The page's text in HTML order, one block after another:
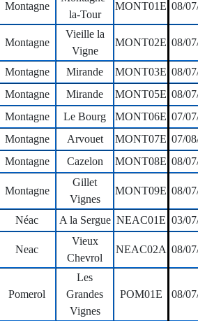
Montagne
la-Tour
MONT01E 08/
Montagne
Vieille la
Vigne
MONT02E 08/
Montagne Mirande MONT03E 08/
Montagne
Mirande MONT05E 08/
Montagne
Le Bourg MONT06E 07/
Montagne
Arvouet MONT07E 07/
Montagne
Cazelon MONT08E 08/
Montagne
Gillet
Vignes
MONT09E 08/
Néac A la Sergue NEAC01E 03/
Neac
Vieux
Chevrol
NEAC02A 08/
Pomerol
Les
Grandes
Vignes
POM01E 08/